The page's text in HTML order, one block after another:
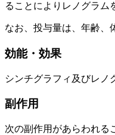
ることによりレノグラム
なお、投与量は、年齢、
効能・効果
シンチグラフィ及びレノ
副作用
次の副作用があらわれる